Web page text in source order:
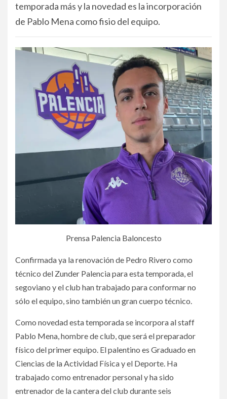
temporada más y la novedad es la incorporación
de Pablo Mena como fisio del equipo.
Prensa Palencia Baloncesto
Confirmada ya la renovación de Pedro Rivero como
técnico del Zunder Palencia para esta temporada, el
segoviano y el club han trabajado para conformar no
sólo el equipo, sino también un gran cuerpo técnico.
Como novedad esta temporada se incorpora al staff
Pablo Mena, hombre de club, que será el preparador
físico del primer equipo. El palentino es Graduado en
Ciencias de la Actividad Física y el Deporte. Ha
trabajado como entrenador personal y ha sido
entrenador de la cantera del club durante seis